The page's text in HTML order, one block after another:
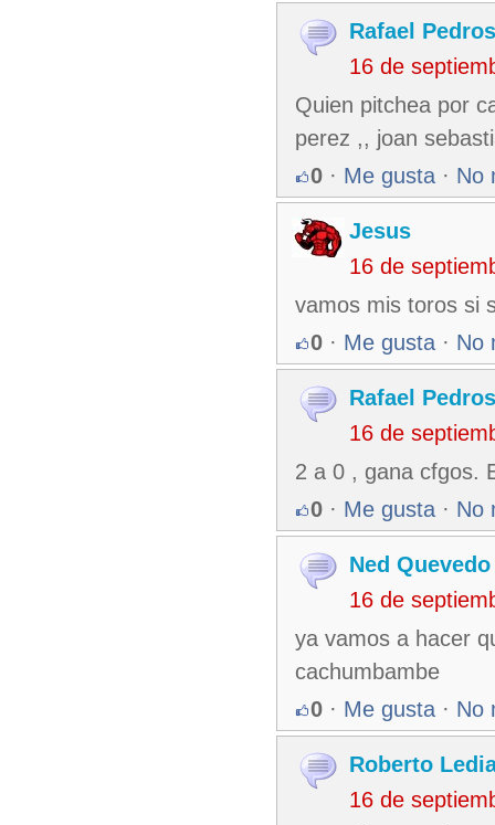
Rafael
16 de
Quien pitchea por
perez ,, joan
0 · Me gusta · No
Jesus
16 de
vamos mis toros si
0 · Me gusta · No
Rafael
16 de
2 a 0 , gana cfgos.
0 · Me gusta · No
Ned Quevedo
16 de
ya vamos a hacer
cachumbambe
0 · Me gusta · No
Roberto
16 de